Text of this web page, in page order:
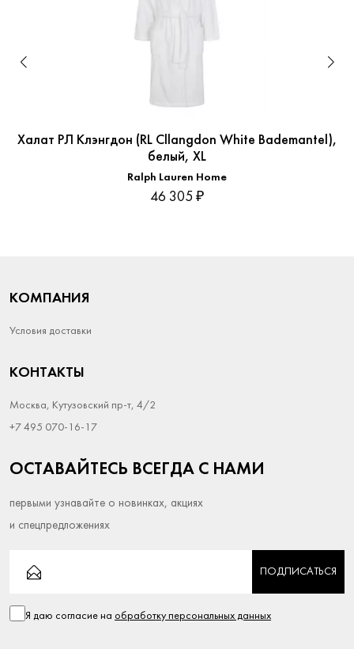
Халат РЛ Клэнгдон (RL Cllangdon White Bademantel),
белый, XL
Ralph Lauren Home
46 305 ₽
КОМПАНИЯ
Условия доставки
КОНТАКТЫ
Москва, Кутузовский пр-т, 4/2
+7 495 070-16-17
ОСТАВАЙТЕСЬ ВСЕГДА С НАМИ
первыми узнавайте о новинках, акциях
и спецпредложениях
ПОДПИСАТЬСЯ
Я даю согласие на обработку персональных данных